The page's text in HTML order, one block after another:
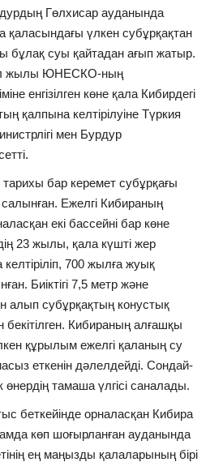
Гөлхисар ауданында
қаласындағы үлкен субұрқақтан
бұлақ суы қайтадан ағып жатыр.
жылы ЮНЕСКО-ның
енгізілген көне қала Кибирдегі
қалпына келтірілуіне Түркия
мен Бурдур
бар керемет субұрқағы
Ежелгі Кибираның
екі бассейні бар көне
23 жылы, қала күшті жер
келтіріліп, 700 жылға жуық
Биіктігі 7,5 метр және
алып субұрқақтың конустық
Кибираның алғашқы
құрылым ежелгі қаланың су
еткенін дәлелдейді. Сондай-
өнердің тамаша үлгісі саналады.
беткейінде орналасқан Кибира
көп шоғырланған ауданында
ең маңызды қалаларының бірі